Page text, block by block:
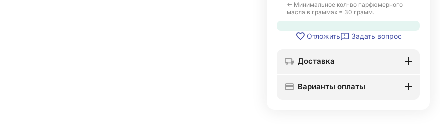
← Минимальное кол-во парфюмерного
масла в граммах = 30 грамм.
Отложить Задать вопрос
Доставка
Варианты оплаты